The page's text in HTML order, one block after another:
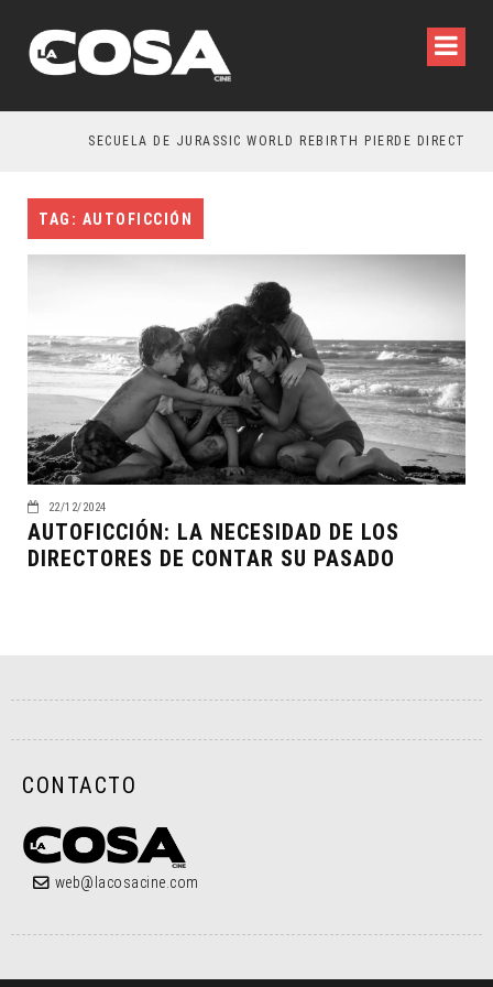
SECUELA DE JURASSIC WORLD REBIRTH PIERDE DIRECTOR
TAG: AUTOFICCIÓN
22/12/2024
AUTOFICCIÓN: LA NECESIDAD DE LOS
DIRECTORES DE CONTAR SU PASADO
CONTACTO
web@lacosacine.com